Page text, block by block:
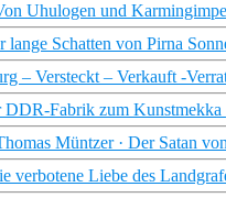
Uhulogen und
Schatten von Pirna
– Versteckt – Verkauft -
DDR-Fabrik zum
Müntzer · Der Satan
verbotene Liebe des